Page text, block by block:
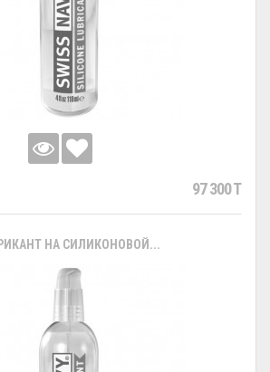
97 300 T
НА СИЛИКОНОВОЙ...